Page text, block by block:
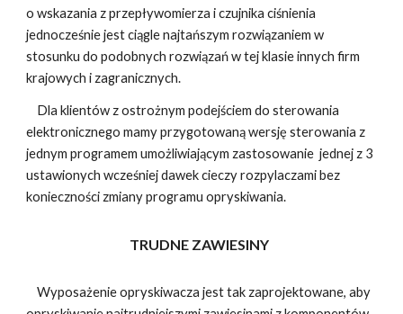
o wskazania z przepływomierza i czujnika ciśnienia
jednocześnie jest ciągle najtańszym rozwiązaniem w
stosunku do podobnych rozwiązań w tej klasie innych firm
krajowych i zagranicznych.
Dla klientów z ostrożnym podejściem do sterowania
elektronicznego mamy przygotowaną wersję sterowania z
jednym programem umożliwiającym zastosowanie jednej z 3
ustawionych wcześniej dawek cieczy rozpylaczami bez
konieczności zmiany programu opryskiwania.
TRUDNE ZAWIESINY
Wyposażenie opryskiwacza jest tak zaprojektowane, aby